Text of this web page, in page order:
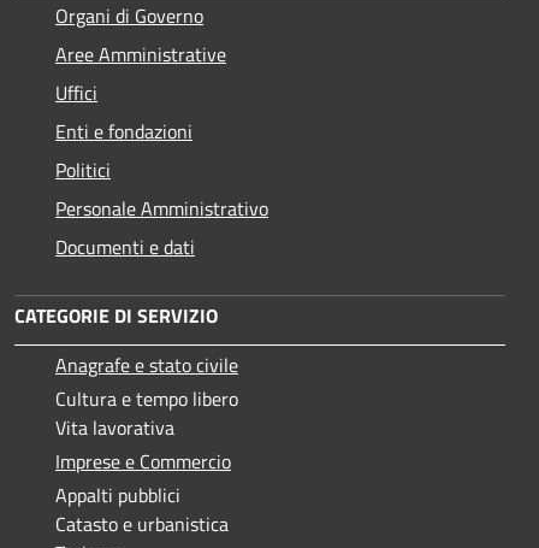
Organi di Governo
Aree Amministrative
Uffici
Enti e fondazioni
Politici
Personale Amministrativo
Documenti e dati
CATEGORIE DI SERVIZIO
Anagrafe e stato civile
Cultura e tempo libero
Vita lavorativa
Imprese e Commercio
Appalti pubblici
Catasto e urbanistica